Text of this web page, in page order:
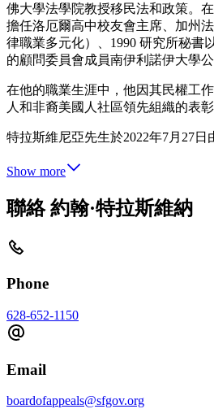
佛大學法學院教授移民法和政策。
擔任洛厄爾高中校友會主席、加州
律職業多元化）、1990 研究所秘書
的顧問委員會成員南伊利諾伊大學
在他的職業生涯中，他因其民權工
人和非裔美國人社區領先組織的表
特拉斯維尼亞先生於2022年7月27日
Show more
聯絡 約翰·特拉斯維納
Phone
628-652-1150
Email
boardofappeals@sfgov.org